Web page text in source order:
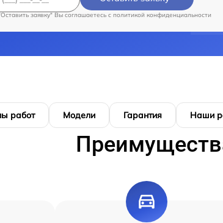
заявку" Вы соглашаетесь c политикой конфиденциальности
работ Модели Гарантия Наши